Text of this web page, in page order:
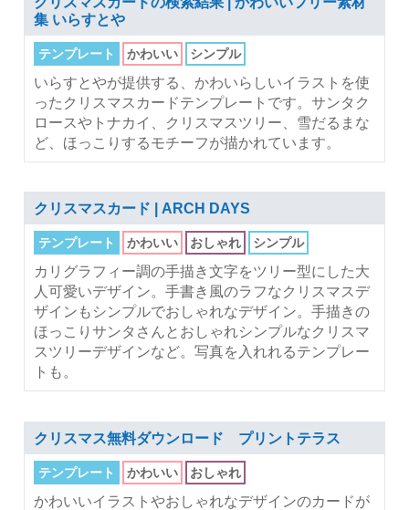
集 いらすとや
テンプレート かわいい シンプル
いらすとやが提供する、かわいらしいイラストを使
ったクリスマスカードテンプレートです。サンタク
ロースやトナカイ、クリスマスツリー、雪だるまな
ど、ほっこりするモチーフが描かれています。
クリスマスカード | ARCH DAYS
テンプレート かわいい おしゃれ シンプル
カリグラフィー調の手描き文字をツリー型にした大
人可愛いデザイン。手書き風のラフなクリスマスデ
ザインもシンプルでおしゃれなデザイン。手描きの
ほっこりサンタさんとおしゃれシンプルなクリスマ
スツリーデザインなど。写真を入れれるテンプレー
トも。
クリスマス無料ダウンロード プリントテラス
テンプレート かわいい おしゃれ
かわいいイラストやおしゃれなデザインのカードが